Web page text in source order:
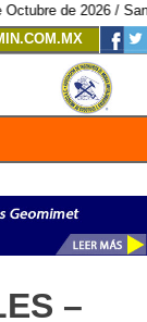
/ San Luis
–